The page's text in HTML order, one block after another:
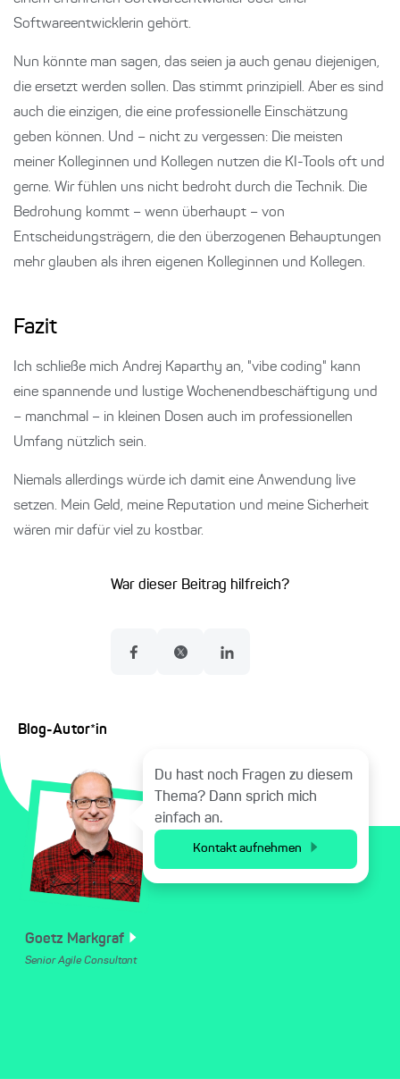
Softwareentwicklerin gehört.
Nun könnte man sagen, das seien ja auch genau diejenigen,
die ersetzt werden sollen. Das stimmt prinzipiell. Aber es sind
auch die einzigen, die eine professionelle Einschätzung
geben können. Und – nicht zu vergessen: Die meisten
meiner Kolleginnen und Kollegen nutzen die KI-Tools oft und
gerne. Wir fühlen uns nicht bedroht durch die Technik. Die
Bedrohung kommt – wenn überhaupt – von
Entscheidungsträgern, die den überzogenen Behauptungen
mehr glauben als ihren eigenen Kolleginnen und Kollegen.
Fazit
Ich schließe mich Andrej Kaparthy an, "vibe coding" kann
eine spannende und lustige Wochenendbeschäftigung und
– manchmal – in kleinen Dosen auch im professionellen
Umfang nützlich sein.
Niemals allerdings würde ich damit eine Anwendung live
setzen. Mein Geld, meine Reputation und meine Sicherheit
wären mir dafür viel zu kostbar.
War dieser Beitrag hilfreich?
Blog-Autor*in
Goetz Markgraf
Senior Agile Consultant
Du hast noch Fragen zu diesem
Thema? Dann sprich mich
einfach an.
Kontakt aufnehmen